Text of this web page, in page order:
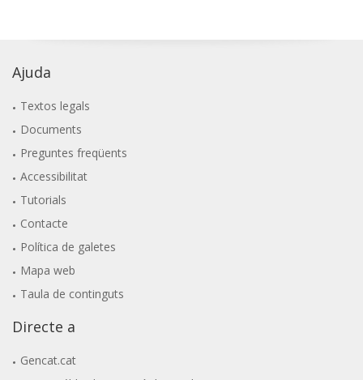
Ajuda
Textos legals
Documents
Preguntes freqüents
Accessibilitat
Tutorials
Contacte
Política de galetes
Mapa web
Taula de continguts
Directe a
Gencat.cat